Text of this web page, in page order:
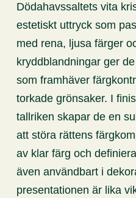
Dödahavssaltets vita
estetiskt uttryck som
med rena, ljusa färger
kryddblandningar ger
som framhäver
torkade grönsaker. I
tallriken skapar de en
att störa rättens
av klar färg och
även användbart i
presentationen är lika